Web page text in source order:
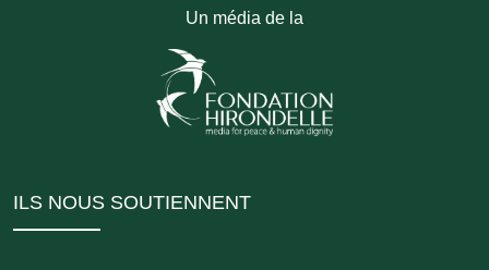
Un média de la
ILS NOUS SOUTIENNENT